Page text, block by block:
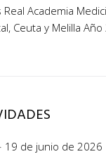
Academia
Ceuta y Melilla
19 de junio de 2026